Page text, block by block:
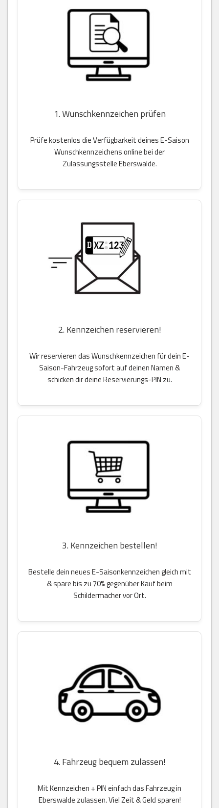
1. Wunschkennzeichen prüfen
Prüfe kostenlos die Verfügbarkeit deines E-Saison
Wunschkennzeichens online bei der
Zulassungsstelle Eberswalde.
2. Kennzeichen reservieren!
Wir reservieren das Wunschkennzeichen für dein E-
Saison-Fahrzeug sofort auf deinen Namen &
schicken dir deine Reservierungs-PIN zu.
3. Kennzeichen bestellen!
Bestelle dein neues E-Saisonkennzeichen gleich mit
& spare bis zu 70% gegenüber Kauf beim
Schildermacher vor Ort.
4. Fahrzeug bequem zulassen!
Mit Kennzeichen + PIN einfach das Fahrzeug in
Eberswalde zulassen. Viel Zeit & Geld sparen!